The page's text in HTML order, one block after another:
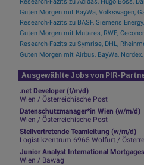
Guten Morgen mit BayWa, Volkswagen,
Research-Fazits zu BASF, Siemens
Guten Morgen mit Mutares, RWE,
Research-Fazits zu Symrise, DHL,
Guten Morgen mit Airbus, BayWa, Nordex,
Ausgewählte Jobs von PIR-
.net Developer (f/m/d)
Wien / Österreichische Post
Datenschutzmanager*in Wien (w/m/d)
Wien / Österreichische Post
Stellvertretende Teamleitung (w/m/d)
Logistikzentrum 6965 Wolfurt /
Junior Analyst International
Wien / Bawag